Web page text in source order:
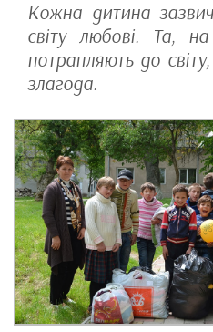
Кожна дитина
світу любові. Та,
потрапляють до
злагода.